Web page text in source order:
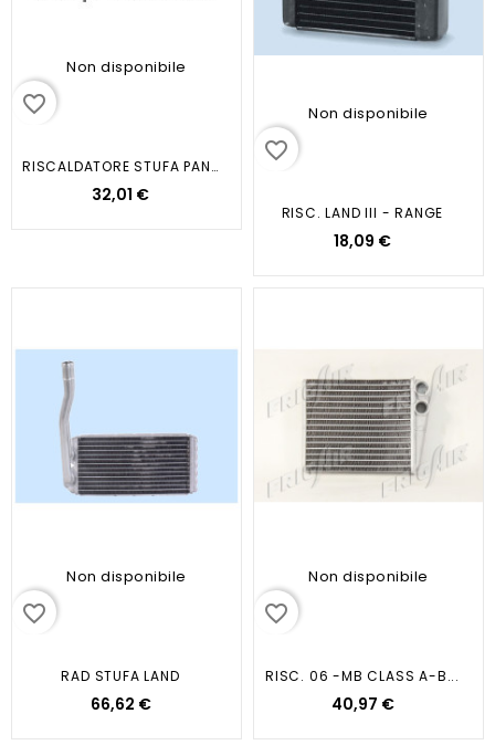
Non disponibile
favorite_border
RISCALDATORE STUFA PANDA / 500 1...
32,01 €
Non disponibile
favorite_border
RISC. LAND III - RANGE
18,09 €
Non disponibile
favorite_border
RAD STUFA LAND
66,62 €
Non disponibile
favorite_border
RISC. 06 -MB CLASS A-B...
40,97 €